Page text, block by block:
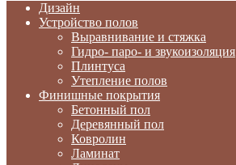
Дизайн
Устройство полов
Выравнивание и стяжка
Гидро- паро- и звукоизоляция
Плинтуса
Утепление полов
Финишные покрытия
Бетонный пол
Деревянный пол
Ковролин
Ламинат